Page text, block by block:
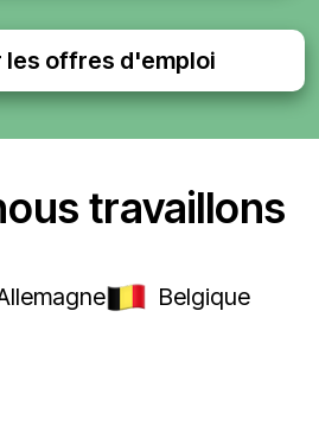
les offres d'emploi
travaillons
Belgique